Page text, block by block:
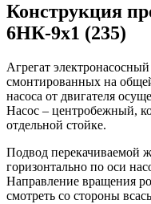
Конструкция
6НК-9х1 (235)
Агрегат
смонтированных на
насоса от двигателя
Насос – центробежный,
отдельной стойке.
Подвод перекачиваемой
горизонтально по оси
Направление вращения
смотреть со стороны